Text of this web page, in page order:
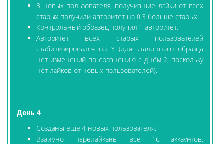
3 новых пользователя, получившие лайки от всех
старых получили авторитет на 0.3 больше старых.
Контрольный образец получил 1 авторитет.
Авторитет всех старых пользователей
стабилизировался на 3 (для эталонного образца
нет изменений по сравнению с днём 2, поскольку
нет лайков от новых пользователей).
День 4
Созданы ещё 4 новых пользователя.
Взаимно перелайканы все 16 аккаунтов,